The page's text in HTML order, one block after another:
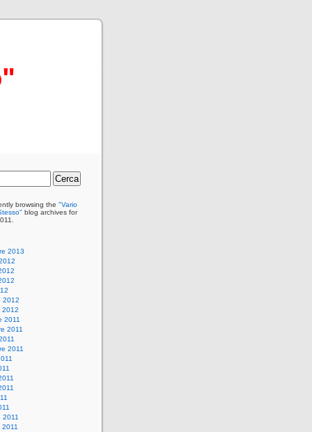
browsing the "Vario
blog archives for
2013
2012
2012
2011
2011
2011
2011